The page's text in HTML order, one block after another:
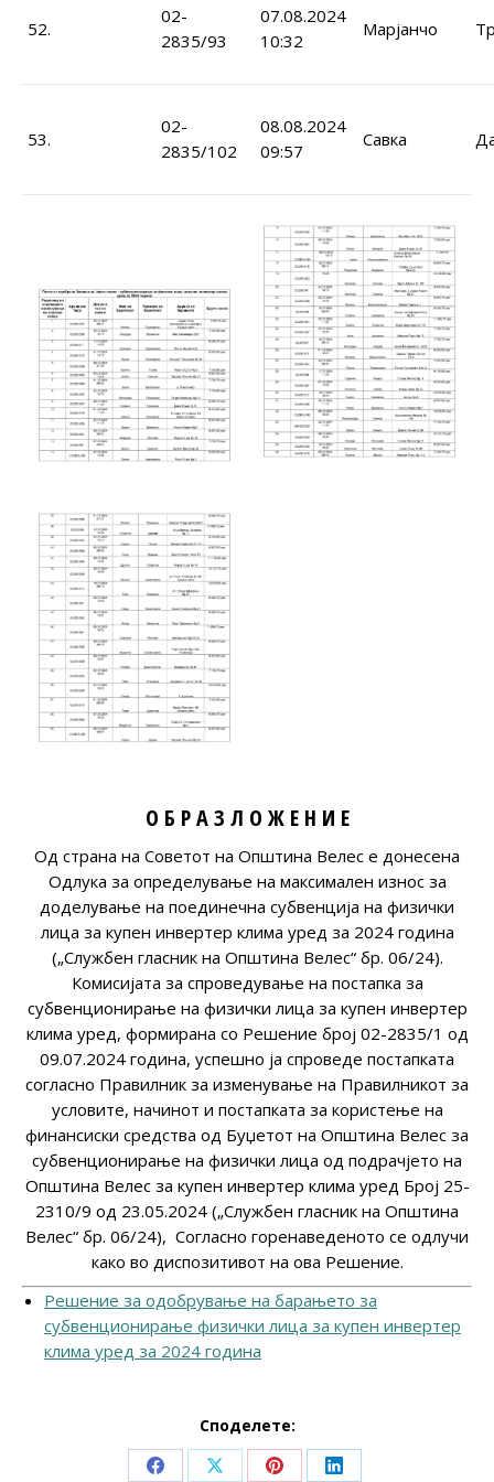
52.
02-
2835/93
07.08.2024
10:32
Марјанчо
53.
02-
2835/102
08.08.2024
09:57
Савка
О Б Р А З Л О Ж Е Н И Е
Од страна на Советот на Општина Велес е донесена
Одлука за определување на максимален износ за
доделување на поединечна субвенција на физички
лица за купен инвертер клима уред за 2024 година
(„Службен гласник на Општина Велес“ бр. 06/24).
Комисијата за спроведување на постапка за
субвенционирање на физички лица за купен инвертер
клима уред, формирана со Решение број 02-2835/1 од
09.07.2024 година, успешнo ја спроведе постапката
согласно Правилник за изменување на Правилникот за
условите, начинот и постапката за користење на
финансиски средства од Буџетот на Општина Велес за
субвенционирање на физички лица од подрачјето на
Општина Велес за купен инвертер клима уред Број 25-
2310/9 од 23.05.2024 („Службен гласник на Општина
Велес“ бр. 06/24), Согласно горенаведеното се одлучи
како во диспозитивот на ова Решение.
Решение за одобрување на барањето за
субвенционирање физички лица за купен инвертер
клима уред за 2024 година
Споделете: